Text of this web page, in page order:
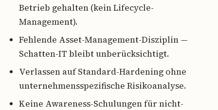
Betrieb gehalten (kein Lifecycle-
Management).
Fehlende Asset-Management-Disziplin —
Schatten-IT bleibt unberücksichtigt.
Verlassen auf Standard-Hardening ohne
unternehmensspezifische Risikoanalyse.
Keine Awareness-Schulungen für nicht-